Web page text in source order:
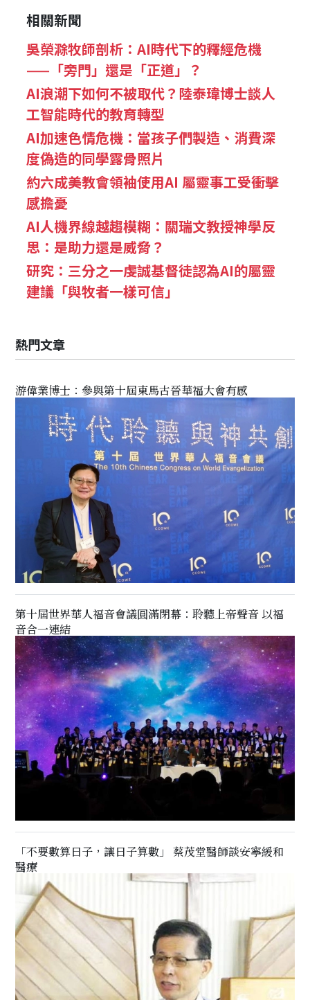
相關新聞
吳榮滁牧師剖析：AI時代下的釋經危機
——「旁門」還是「正道」？
AI浪潮下如何不被取代？陸泰瑋博士談人
工智能時代的教育轉型
AI加速色情危機：當孩子們製造、消費深
度偽造的同學露骨照片
約六成美教會領袖使用AI 屬靈事工受衝擊
感擔憂
AI人機界線越趨模糊：關瑞文教授神學反
思：是助力還是威脅？
研究：三分之一虔誠基督徒認為AI的屬靈
建議「與牧者一樣可信」
熱門文章
游偉業博士：參與第十屆東馬古晉華福大會有感
第十屆世界華人福音會議圓滿閉幕：聆聽上帝聲音 以福
音合一連結
「不要數算日子，讓日子算數」 蔡茂堂醫師談安寧緩和
醫療